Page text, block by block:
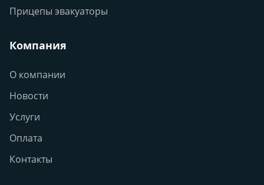
Прицепы эвакуаторы
Компания
О компании
Новости
Услуги
Оплата
Контакты